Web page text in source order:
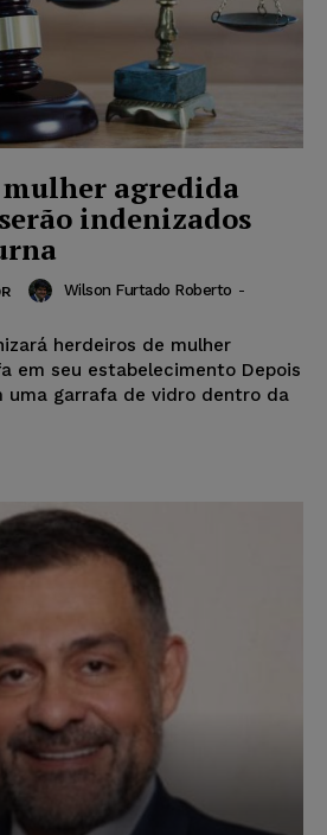
agredida
indenizados
Wilson Furtado Roberto -
herdeiros de mulher
em seu estabelecimento Depois
uma garrafa de vidro dentro da